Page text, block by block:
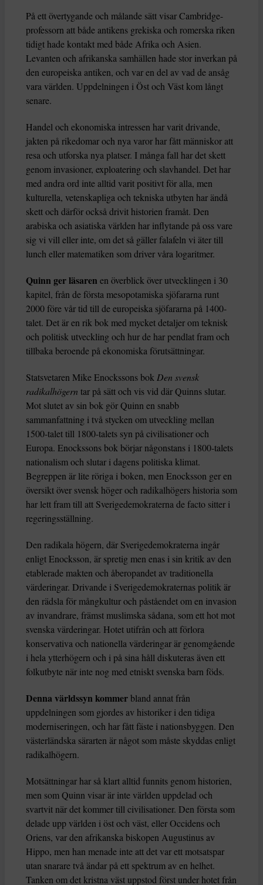
På ett övertygande och målande sätt visar Cambridge-
professorn att både antikens grekiska och romerska riken
tidigt hade kontakt med både Afrika och Asien.
Levanten och afrikanska samhällen hade stor inverkan på
den europeiska antiken, och var en del av vad de ansåg
vara världen. Uppdelningen i Öst och Väst kom långt
senare.
Handel och ekonomiska intressen har varit drivande,
jakten på rikedomar och nya varor har fått människor att
resa och utforska nya platser. I många fall har det skett
genom invasioner, exploatering och slavhandel. Det har
med andra ord inte alltid varit positivt för alla, men
kulturella, vetenskapliga och tekniska utbyten har ändå
skett och därför också drivit historien framåt. Den
arabiska och asiatiska världen har inflytande på oss vare
sig vi vill eller inte, om det så gäller falafeln vi äter till
lunch eller matematiken som driver våra logaritmer.
Quinn ger läsaren en överblick över utvecklingen i 30
kapitel, från de första mesopotamiska sjöfararna runt
2000 före vår tid till de europeiska sjöfararna på 1400-
talet. Det är en rik bok med mycket detaljer om teknisk
och politisk utveckling och hur de har pendlat fram och
tillbaka beroende på ekonomiska förutsättningar.
Statsvetaren Mike Enockssons bok Den svensk
radikalhögern tar på sätt och vis vid där Quinns slutar.
Mot slutet av sin bok gör Quinn en snabb
sammanfattning i två stycken om utveckling mellan
1500-talet till 1800-talets syn på civilisationer och
Europa. Enockssons bok börjar någonstans i 1800-talets
nationalism och slutar i dagens politiska klimat.
Begreppen är lite röriga i boken, men Enocksson ger en
översikt över svensk höger och radikalhögers historia som
har lett fram till att Sverigedemokraterna de facto sitter i
regeringsställning.
Den radikala högern, där Sverigedemokraterna ingår
enligt Enocksson, är spretig men enas i sin kritik av den
etablerade makten och åberopandet av traditionella
värderingar. Drivande i Sverigedemokraternas politik är
den rädsla för mångkultur och påståendet om en invasion
av invandrare, främst muslimska sådana, som ett hot mot
svenska värderingar. Hotet utifrån och att förlora
konservativa och nationella värderingar är genomgående
i hela ytterhögern och i på sina håll diskuteras även ett
folkutbyte när inte nog med etniskt svenska barn föds.
Denna världssyn kommerbland annat från
uppdelningen som gjordes av historiker i den tidiga
moderniseringen, och har fått fäste i nationsbyggen. Den
västerländska särarten är något som måste skyddas enligt
radikalhögern.
Motsättningar har så klart alltid funnits genom historien,
men som Quinn visar är inte världen uppdelad och
svartvit när det kommer till civilisationer. Den första som
delade upp världen i öst och väst, eller Occidens och
Oriens, var den afrikanska biskopen Augustinus av
Hippo, men han menade inte att det var ett motsatspar
utan snarare två ändar på ett spektrum av en helhet.
Tanken om det kristna väst uppstod först under hotet från